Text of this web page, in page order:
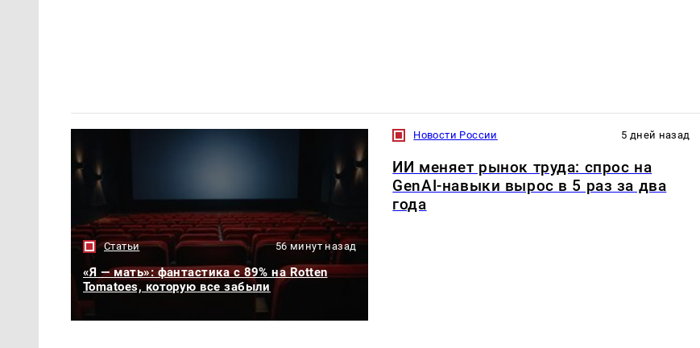
Статьи 56 минут назад
«Я — мать»: фантастика с 89% на Rotten
Tomatoes, которую все забыли
Новости России 5 дней назад
ИИ меняет рынок труда: спрос на
GenAI-навыки вырос в 5 раз за два
года